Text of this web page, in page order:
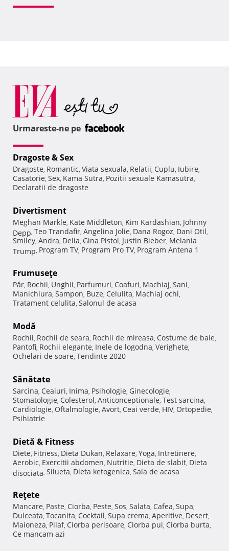
Urmareste-ne pe
Dragoste & Sex
Dragoste, Romantic, Viata sexuala, Relatii, Cuplu, Iubire,
Casatorie, Sex, Kama Sutra, Pozitii sexuale Kamasutra,
Declaratii de dragoste
Divertisment
Meghan Markle, Kate Middleton, Kim Kardashian, Johnny
Depp, Teo Trandafir, Angelina Jolie, Dana Rogoz, Dani Otil,
Smiley, Andra, Delia, Gina Pistol, Justin Bieber, Melania
Trump, Program TV, Program Pro TV, Program Antena 1
Frumuseţe
Păr, Rochii, Unghii, Parfumuri, Coafuri, Machiaj, Sani,
Manichiura, Sampon, Buze, Celulita, Machiaj ochi,
Tratament celulita, Salonul de acasa
Modă
Rochii, Rochii de seara, Rochii de mireasa, Costume de baie,
Pantofi, Rochii elegante, Inele de logodna, Verighete,
Ochelari de soare, Tendinte 2020
Sănătate
Sarcina, Ceaiuri, Inima, Psihologie, Ginecologie,
Stomatologie, Colesterol, Anticonceptionale, Test sarcina,
Cardiologie, Oftalmologie, Avort, Ceai verde, HIV, Ortopedie,
Psihiatrie
Dietă & Fitness
Diete, Fitness, Dieta Dukan, Relaxare, Yoga, Intretinere,
Aerobic, Exercitii abdomen, Nutritie, Dieta de slabit, Dieta
disociata, Silueta, Dieta ketogenica, Sala de acasa
Reţete
Mancare, Paste, Ciorba, Peste, Sos, Salata, Cafea, Supa,
Dulceata, Tocanita, Cocktail, Supa crema, Aperitive, Desert,
Maioneza, Pilaf, Ciorba perisoare, Ciorba pui, Ciorba burta,
Ce mancam azi